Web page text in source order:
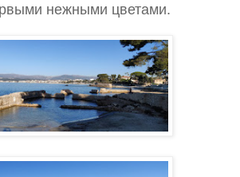
нежными цветами.